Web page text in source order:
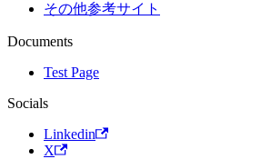
その他参考サイト
Documents
Test Page
Socials
Linkedin
X